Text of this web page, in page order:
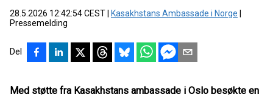
28.5.2026 12:42:54 CEST Kasakhstans Ambassade i Norge
Pressemelding
Del
Med støtte fra Kasakhstans ambassade i Oslo besøkte en